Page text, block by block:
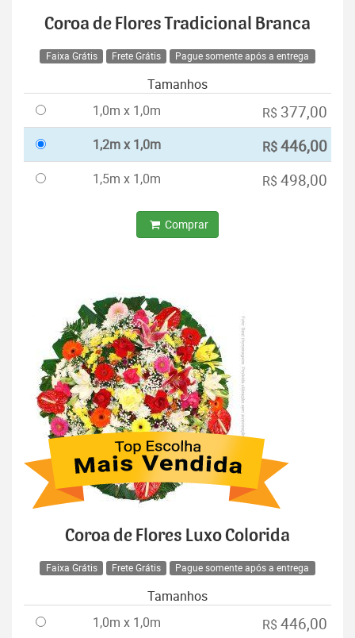
Coroa de Flores Tradicional Branca
Faixa Grátis Frete Grátis Pague somente após a entrega
Tamanhos
1,0m x 1,0m
R$ 377,00
1,2m x 1,0m R$446,00
1,5m x 1,0m R$ 498,00
Comprar
Coroa de Flores Luxo Colorida
Faixa Grátis Frete Grátis Pague somente após a entrega
Tamanhos
1,0m x 1,0m
R$ 446,00